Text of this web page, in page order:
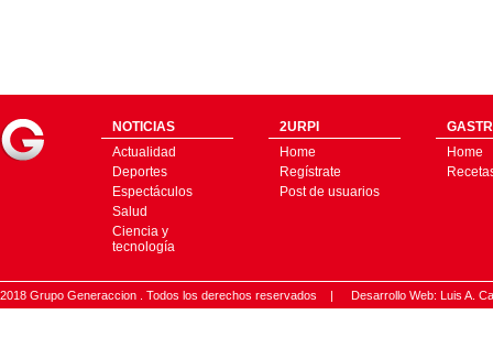
NOTICIAS
Actualidad
Deportes
Espectáculos
Salud
Ciencia y
tecnología
2URPI
Home
Regístrate
Post de usuarios
Home
2018 Grupo Generaccion . Todos los derechos reservados | Desarrollo Web: Luis